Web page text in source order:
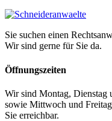
Sie suchen einen
Wir sind gerne für Sie da.
Öffnungszeiten
Wir sind Montag, Dienstag
sowie Mittwoch und
Sie erreichbar.